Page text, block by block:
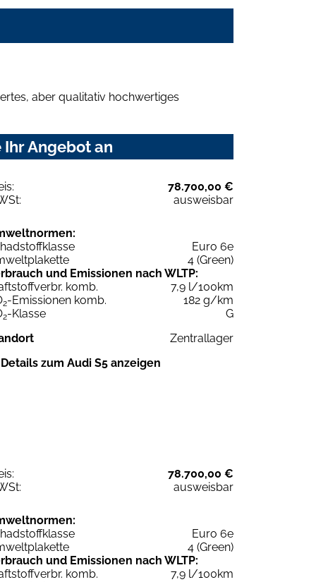
aber qualitativ hochwertiges
Angebot an
78.700,00 €
ausweisbar
Euro 6e
4 (Green)
und Emissionen nach WLTP:
komb.
7,9 l/100km
2-Emissionen komb.
182 g/km
2-Klasse
G
Zentrallager
zum Audi S5 anzeigen
78.700,00 €
ausweisbar
Euro 6e
4 (Green)
und Emissionen nach WLTP:
komb.
7,9 l/100km